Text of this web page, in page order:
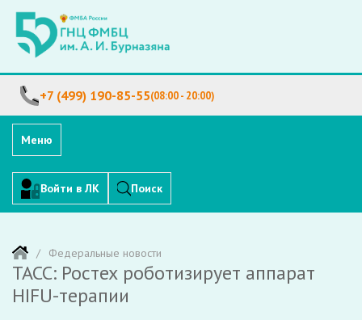
+7 (499) 190-85-55(08:00 - 20:00)
Меню
Войти в ЛК Поиск
Федеральные новости
ТАСС: Ростех роботизирует аппарат
HIFU-терапии